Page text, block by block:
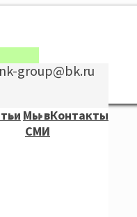
group@bk.ru
Мы в
СМИ
Контакты